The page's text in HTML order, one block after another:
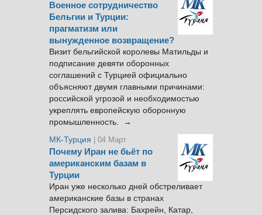
Военное сотрудничество
Бельгии и Турции:
прагматизм или
вынужденное возвращение?
Визит бельгийской королевы Матильды и
подписание девяти оборонных
соглашений с Турцией официально
объясняют двумя главными причинами:
российской угрозой и необходимостью
укреплять европейскую оборонную
промышленность. →
МК-Турция
| 04 Март
Почему Иран не бьёт по
американским базам в
Турции
Иран уже несколько дней обстреливает
американские базы в странах
Персидского залива: Бахрейн, Катар,